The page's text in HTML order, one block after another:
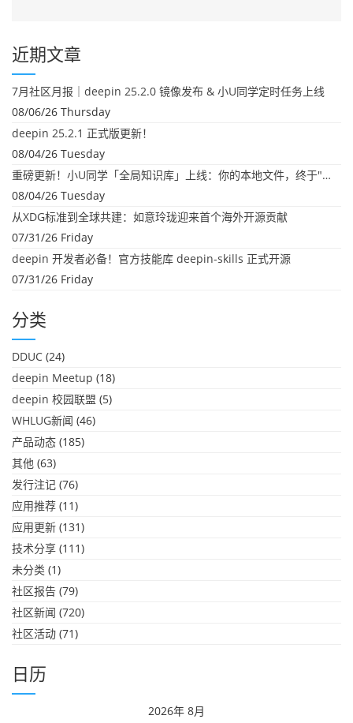
近期文章
7月社区月报｜deepin 25.2.0 镜像发布 & 小U同学定时任务上线
08/06/26 Thursday
deepin 25.2.1 正式版更新！
08/04/26 Tuesday
重磅更新！小U同学「全局知识库」上线：你的本地文件，终于"活"起来了
08/04/26 Tuesday
从XDG标准到全球共建：如意玲珑迎来首个海外开源贡献
07/31/26 Friday
deepin 开发者必备！官方技能库 deepin-skills 正式开源
07/31/26 Friday
分类
DDUC (24)
deepin Meetup (18)
deepin 校园联盟 (5)
WHLUG新闻 (46)
产品动态 (185)
其他 (63)
发行注记 (76)
应用推荐 (11)
应用更新 (131)
技术分享 (111)
未分类 (1)
社区报告 (79)
社区新闻 (720)
社区活动 (71)
日历
2026年 8月